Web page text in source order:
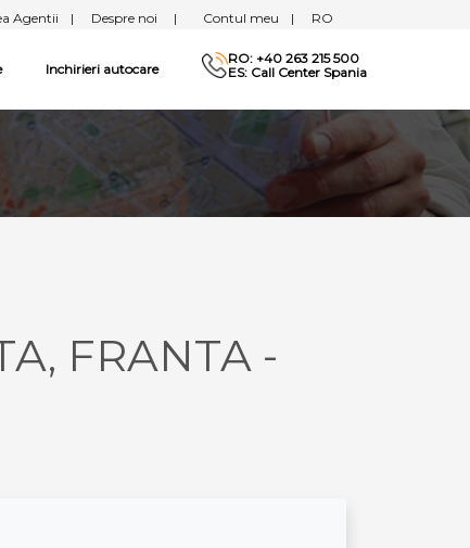
Agentii | Despre noi | Contul meu | RO
Inchirieri autocare
RO: +40 263 215 500
ES: Call Center Spania
FRANTA -